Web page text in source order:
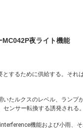
夜ライト機能
するために供給する。それ
たルクスのレベル、ランプ
ンサー転換する誘発される。
機能および小雨、